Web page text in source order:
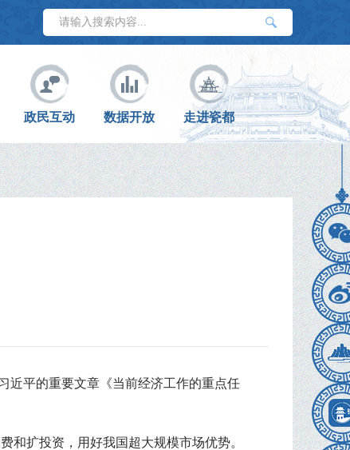
政民互动 数据开放 走进瓷都
近平的重要文章《当前经济工作的重点任
和扩投资，用好我国超大规模市场优势。